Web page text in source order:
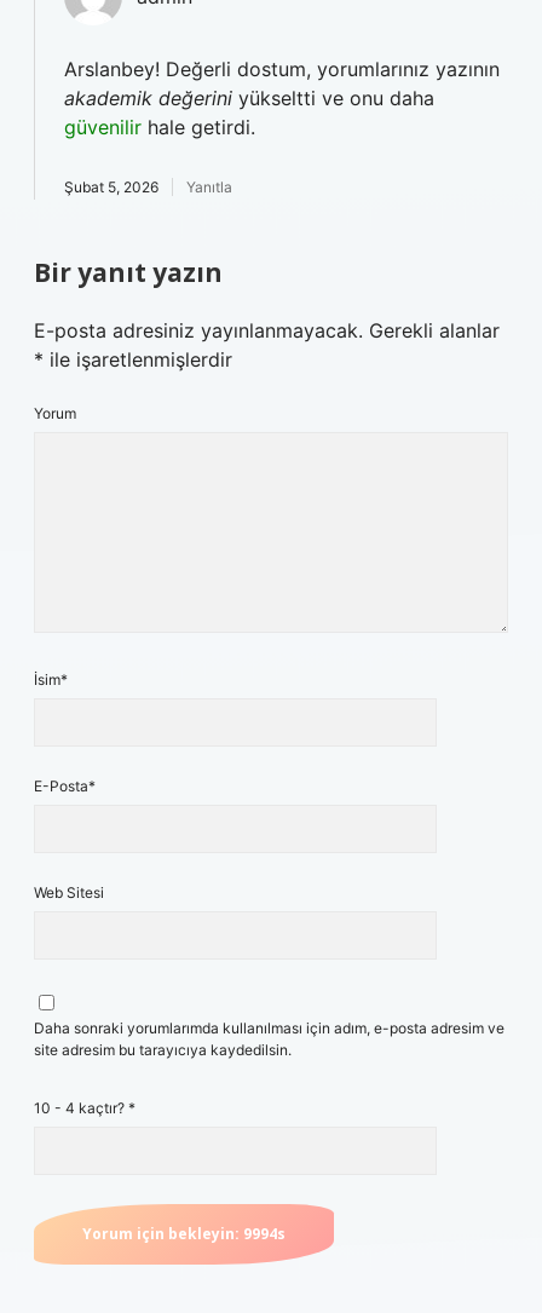
Arslanbey! Değerli dostum, yorumlarınız yazının
akademik değerini yükseltti ve onu daha
güvenilir hale getirdi.
Şubat 5, 2026 Yanıtla
Bir yanıt yazın
E-posta adresiniz yayınlanmayacak. Gerekli alanlar
* ile işaretlenmişlerdir
Yorum
İsim*
E-Posta*
Web Sitesi
Daha sonraki yorumlarımda kullanılması için adım, e-posta adresim ve
site adresim bu tarayıcıya kaydedilsin.
10 - 4 kaçtır? *